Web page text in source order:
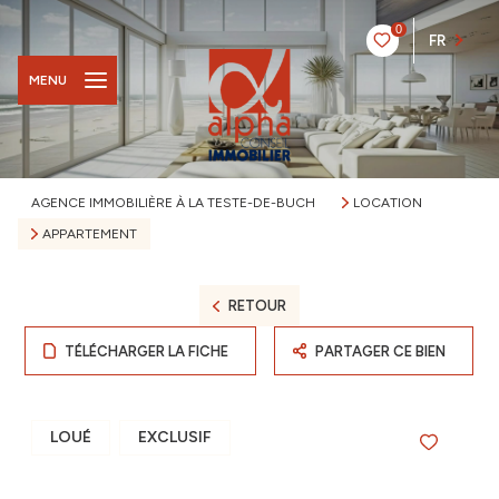
0
FR
MENU
AGENCE IMMOBILIÈRE À LA TESTE-DE-BUCH
LOCATION
APPARTEMENT
RETOUR
TÉLÉCHARGER LA FICHE PARTAGER CE BIEN
LOUÉ EXCLUSIF